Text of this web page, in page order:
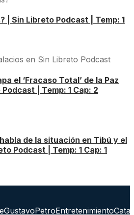
| Sin Libreto Podcast | Temp: 1
el ‘Fracaso Total’ de la Paz
| Temp: 1 Cap: 2
de la situación en Tibú y el
Podcast | Temp: 1 Cap: 1
GustavoPetroEntretenimiento